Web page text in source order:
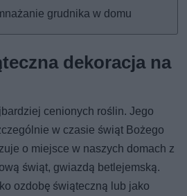
grudnika w domu
dekoracja na
cenionych roślin. Jego
w czasie świąt Bożego
o miejsce w naszych domach z
świąt, gwiazdą betlejemską.
ozdobę świąteczną lub jako